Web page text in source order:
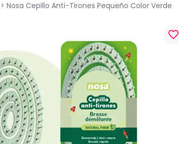
Nosa Cepillo Anti-Tirones Pequeño Color Verde
favorite_border